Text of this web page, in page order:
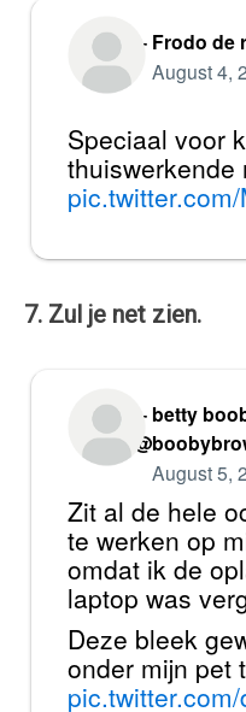
Speciaal voor
thuiswerkende
— Frodo
August 4,
7. Zul je net zien.
Zit al de hele
te werken op
omdat ik de
laptop was
Deze bleek
onder mijn pet
— betty booby aka the boobman
August 5,